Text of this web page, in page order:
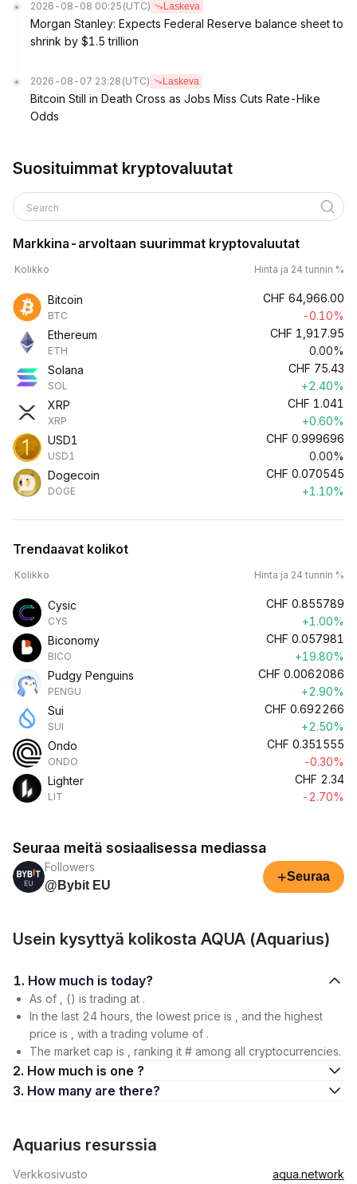
2026-08-08 00:25 (UTC) Laskeva
Morgan Stanley: Expects Federal Reserve balance sheet to
shrink by $1.5 trillion
2026-08-07 23:28 (UTC) Laskeva
Bitcoin Still in Death Cross as Jobs Miss Cuts Rate-Hike
Odds
Suosituimmat kryptovaluutat
Search
Markkina-arvoltaan suurimmat kryptovaluutat
Kolikko Hinta ja 24 tunnin %
Bitcoin
BTC
CHF 64,966.00
-0.10%
Ethereum
ETH
CHF 1,917.95
0.00%
Solana
SOL
CHF 75.43
+2.40%
XRP
XRP
CHF 1.041
+0.60%
USD1
USD1
CHF 0.999696
0.00%
Dogecoin
DOGE
CHF 0.070545
+1.10%
Trendaavat kolikot
Kolikko Hinta ja 24 tunnin %
Cysic
CYS
CHF 0.855789
+1.00%
Biconomy
BICO
CHF 0.057981
+19.80%
Pudgy Penguins
PENGU
CHF 0.0062086
+2.90%
Sui
SUI
CHF 0.692266
+2.50%
Ondo
ONDO
CHF 0.351555
-0.30%
Lighter
LIT
CHF 2.34
-2.70%
Seuraa meitä sosiaalisessa mediassa
Followers
@Bybit EU
+Seuraa
Usein kysyttyä kolikosta AQUA (Aquarius)
1. How much is today?
As of , () is trading at .
In the last 24 hours, the lowest price is , and the highest
price is , with a trading volume of .
The market cap is , ranking it # among all cryptocurrencies.
2. How much is one ?
3. How many are there?
Aquarius resurssia
Verkkosivusto
aqua.network